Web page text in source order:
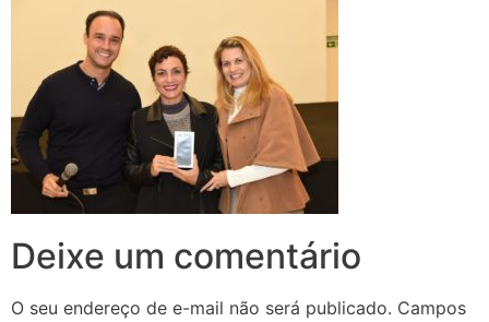
Deixe um comentário
O seu endereço de e-mail não será publicado. Campos